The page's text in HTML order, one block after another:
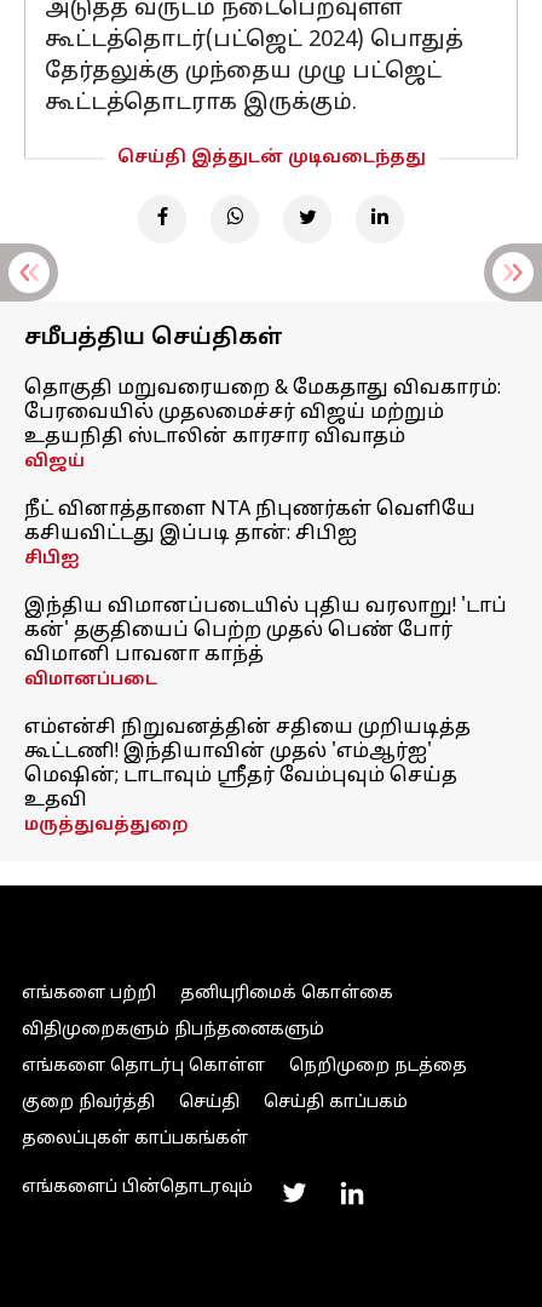
அடுத்த வருடம் நடைபெறவுள்ள
கூட்டத்தொடர்(பட்ஜெட் 2024) பொதுத்
தேர்தலுக்கு முந்தைய முழு பட்ஜெட்
கூட்டத்தொடராக இருக்கும்.
செய்தி இத்துடன் முடிவடைந்தது
சமீபத்திய செய்திகள்
தொகுதி மறுவரையறை & மேகதாது விவகாரம்:
பேரவையில் முதலமைச்சர் விஜய் மற்றும்
உதயநிதி ஸ்டாலின் காரசார விவாதம்
விஜய்
நீட் வினாத்தாளை NTA நிபுணர்கள் வெளியே
கசியவிட்டது இப்படி தான்: சிபிஐ
சிபிஐ
இந்திய விமானப்படையில் புதிய வரலாறு! 'டாப்
கன்' தகுதியைப் பெற்ற முதல் பெண் போர்
விமானி பாவனா காந்த்
விமானப்படை
எம்என்சி நிறுவனத்தின் சதியை முறியடித்த
கூட்டணி! இந்தியாவின் முதல் 'எம்ஆர்ஐ'
மெஷின்; டாடாவும் ஸ்ரீதர் வேம்புவும் செய்த
உதவி
மருத்துவத்துறை
எங்களை பற்றி
தனியுரிமைக் கொள்கை
விதிமுறைகளும் நிபந்தனைகளும்
எங்களை தொடர்பு கொள்ள
நெறிமுறை நடத்தை
குறை நிவர்த்தி
செய்தி
செய்தி காப்பகம்
தலைப்புகள் காப்பகங்கள்
எங்களைப் பின்தொடரவும்